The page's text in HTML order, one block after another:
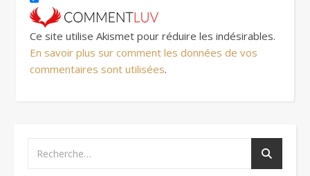
Ce site utilise Akismet pour réduire les indésirables.
En savoir plus sur comment les données de vos
commentaires sont utilisées.